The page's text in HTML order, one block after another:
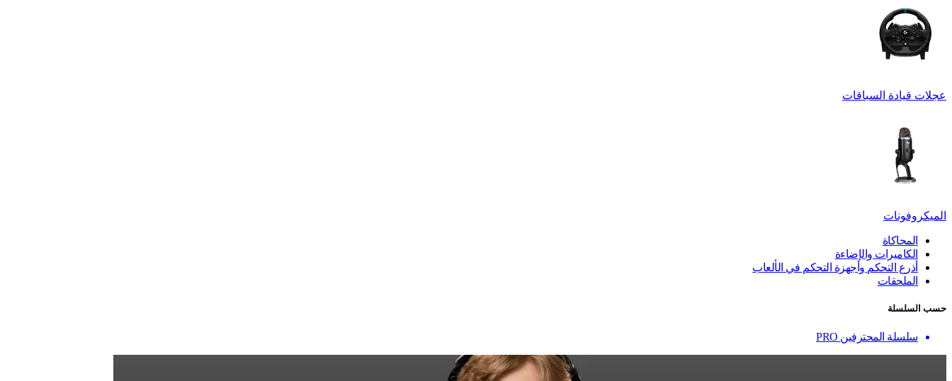
عجلات قيادة السباقات
الميكروفونات
المحاكاة
الكاميرات والإضاءة
أذرع التحكم وأجهزة التحكم في الألعاب
الملحقات
حسب السلسلة
سلسلة المحترفين PRO